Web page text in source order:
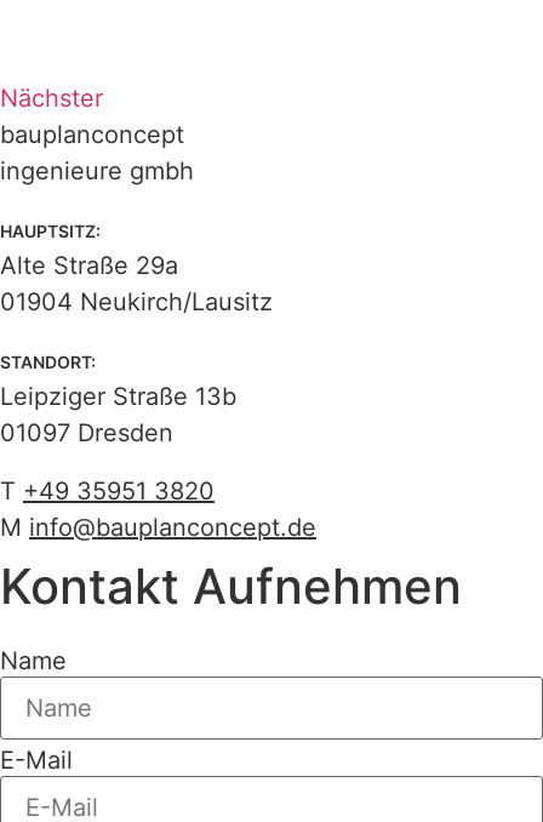
Nächster
bauplanconcept
ingenieure gmbh
HAUPTSITZ:
Alte Straße 29a
01904 Neukirch/Lausitz
STANDORT:
Leipziger Straße 13b
01097 Dresden
T +49 35951 3820
M info@bauplanconcept.de
Kontakt Aufnehmen
Name
E-Mail